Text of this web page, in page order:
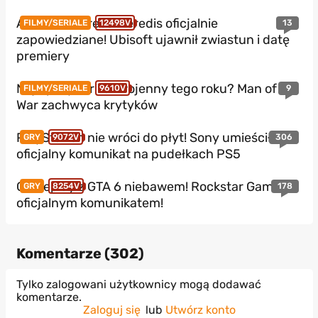
FILMY/SERIALE 12498V 13
Assassin’s Creed Heredis oficjalnie
zapowiedziane! Ubisoft ujawnił zwiastun i datę
premiery
FILMY/SERIALE 9610V 9
Najlepszy thriller wojenny tego roku? Man of
War zachwyca krytyków
GRY 9072V 306
PlayStation nie wróci do płyt! Sony umieściło
oficjalny komunikat na pudełkach PS5
GRY 8254V 178
Gameplay z GTA 6 niebawem! Rockstar Games z
oficjalnym komunikatem!
Komentarze (302)
Tylko zalogowani użytkownicy mogą dodawać
komentarze.
Zaloguj się lub Utwórz konto